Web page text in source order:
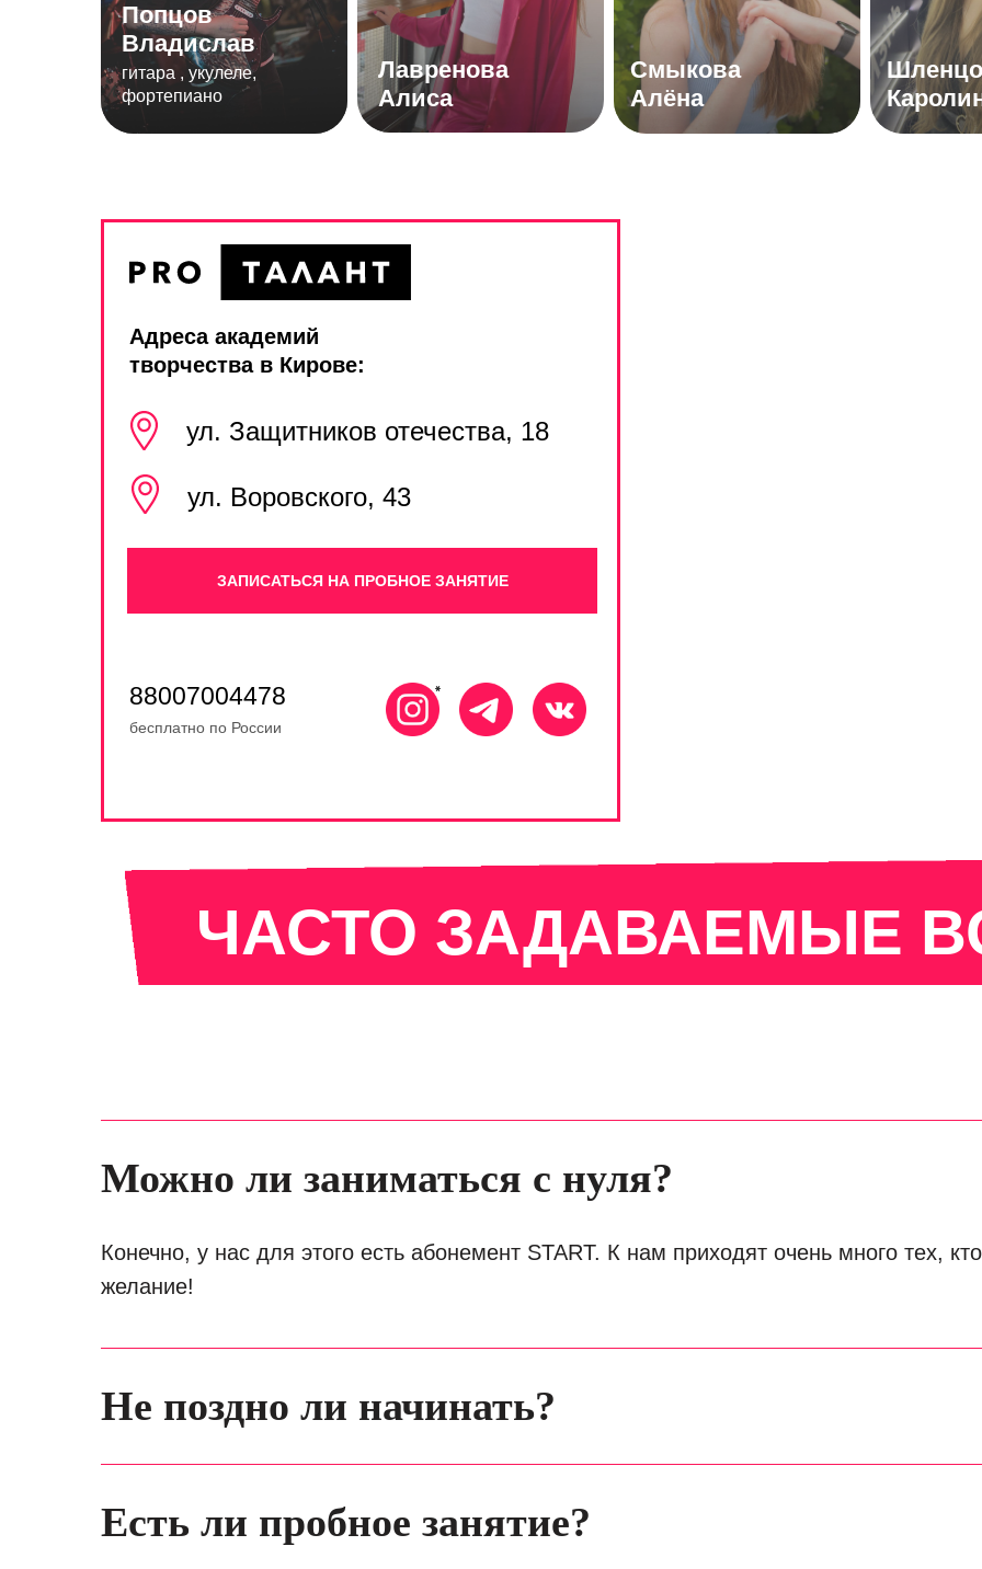
Попцов
Владислав
Лавренова
Алиса
Смыкова
Алёна
гитара , укулеле,
фортепиано
Адреса академий
творчества в Кирове:
ЗАПИСАТЬСЯ НА ПРОБНОЕ ЗАНЯТИЕ
ул. Защитников отечества, 18
ул. Воровского, 43
88007004478
бесплатно по России
ЧАСТО ЗАДАВАЕМЫЕ
Можно ли заниматься с нуля?
Конечно, у нас для этого есть абонемент START. К нам приходят очень много тех,
желание!
Не поздно ли начинать?
Есть ли пробное занятие?